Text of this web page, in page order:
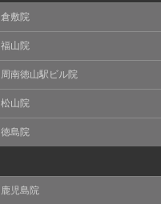
倉敷院
福山院
周南徳山駅ビル院
松山院
徳島院
鹿児島院